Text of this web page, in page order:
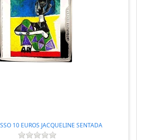
10 EUROS JACQUELINE SENTADA